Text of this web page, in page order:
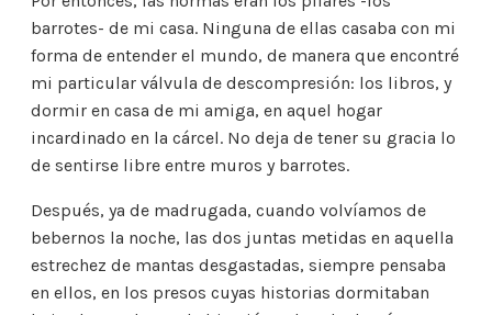
barrotes- de mi casa. Ninguna de ellas casaba con mi
forma de entender el mundo, de manera que encontré
mi particular válvula de descompresión: los libros, y
dormir en casa de mi amiga, en aquel hogar
incardinado en la cárcel. No deja de tener su gracia lo
de sentirse libre entre muros y barrotes.
Después, ya de madrugada, cuando volvíamos de
bebernos la noche, las dos juntas metidas en aquella
estrechez de mantas desgastadas, siempre pensaba
en ellos, en los presos cuyas historias dormitaban